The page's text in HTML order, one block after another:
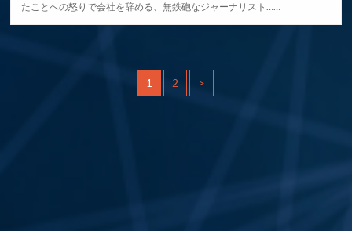
たことへの怒りで会社を辞める、無鉄砲なジャーナリスト……
1 2 >